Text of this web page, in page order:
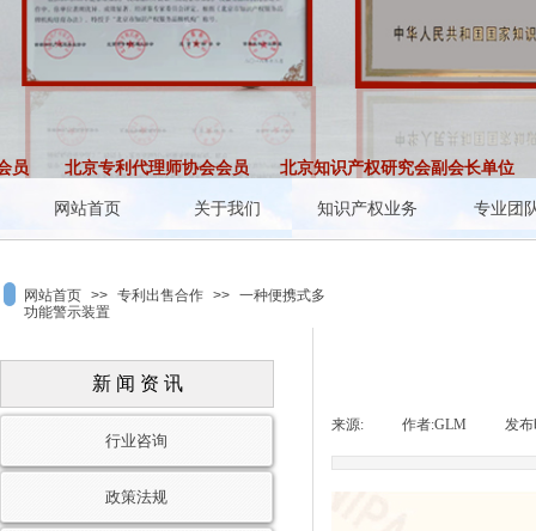
北京专利代理师协会会员 北京知识产权研究会副会长单位
网站首页 关于我们 知识产权业务 专业团
网站首页 >> 专利出售合作 >> 一种便携式多
功能警示装置
来源: 作者:GLM 发
新 闻 资 讯
行业咨询
政策法规